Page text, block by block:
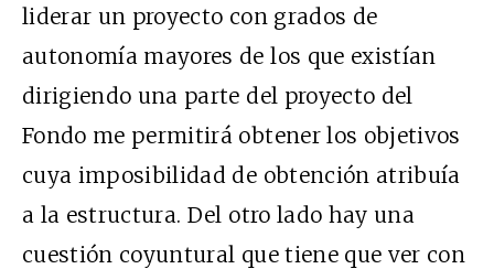
liderar un proyecto con grados de
autonomía mayores de los que existían
dirigiendo una parte del proyecto del
Fondo me permitirá obtener los objetivos
cuya imposibilidad de obtención atribuía
a la estructura. Del otro lado hay una
cuestión coyuntural que tiene que ver con